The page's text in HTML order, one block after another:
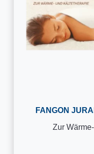
FANGON
Zur